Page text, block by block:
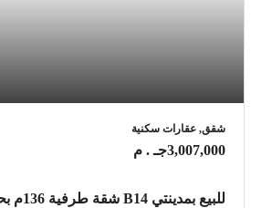
شقق, عقارات سكنية
3,007,000جـ . م